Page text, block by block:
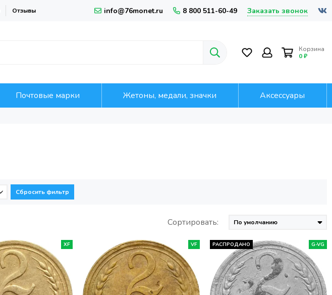
Отзывы info@76monet.ru 8 800 511-60-49 Заказать звонок
Корзина
0 ₽
Почтовые марки Жетоны, медали, значки Аксессуары
Сбросить фильтр
Сортировать:
XF VF РАСПРОДАНО G-VG